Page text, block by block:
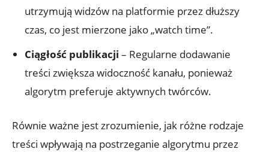
utrzymują widzów na platformie przez dłuższy
czas, co jest mierzone jako „watch time”.
Ciągłość publikacji – Regularne dodawanie
treści zwiększa widoczność kanału, ponieważ
algorytm preferuje aktywnych twórców.
Równie ważne jest zrozumienie, jak różne rodzaje
treści wpływają na postrzeganie algorytmu przez